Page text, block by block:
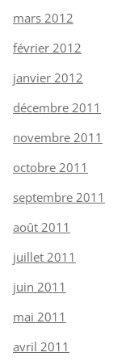
mars 2012
février 2012
janvier 2012
décembre 2011
novembre 2011
octobre 2011
septembre 2011
août 2011
juillet 2011
juin 2011
mai 2011
avril 2011